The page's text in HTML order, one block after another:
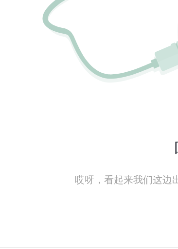
哎呀，看起来我们这边